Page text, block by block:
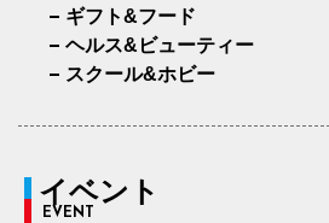
ギフト&フード
ヘルス&ビューティー
スクール&ホビー
イベント
EVENT